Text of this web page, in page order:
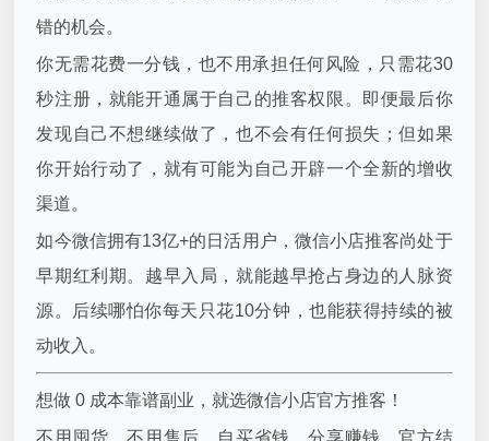
错的机会。
你无需花费一分钱，也不用承担任何风险，只需花30
秒注册，就能开通属于自己的推客权限。即便最后你
发现自己不想继续做了，也不会有任何损失；但如果
你开始行动了，就有可能为自己开辟一个全新的增收
渠道。
如今微信拥有13亿+的日活用户，微信小店推客尚处于
早期红利期。越早入局，就能越早抢占身边的人脉资
源。后续哪怕你每天只花10分钟，也能获得持续的被
动收入。
想做 0 成本靠谱副业，就选微信小店官方推客！